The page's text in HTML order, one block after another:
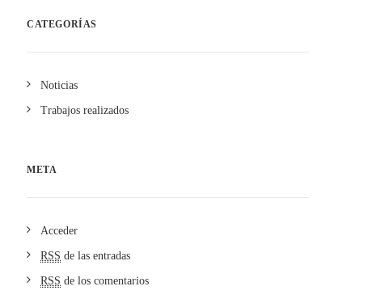
CATEGORÍAS
Noticias
Trabajos realizados
META
Acceder
RSS de las entradas
RSS de los comentarios